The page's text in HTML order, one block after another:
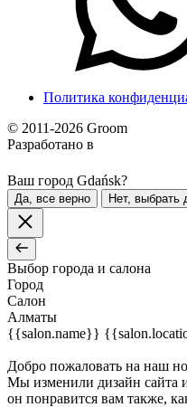
Политика
© 2011-2026 Groom
Разработано в
Ваш город Gdańsk?
Да, все верно Нет, выбрать
Выбор города и салона
Город
Салон
Алматы
{{salon.name}}
Добро пожаловать на наш
Мы изменили дизайн сайта
он понравится вам также,